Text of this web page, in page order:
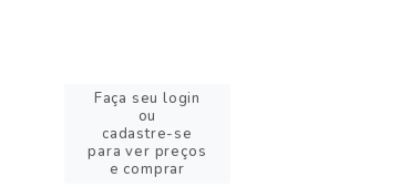
Faça seu login
ou
cadastre-se
para ver preços
e comprar